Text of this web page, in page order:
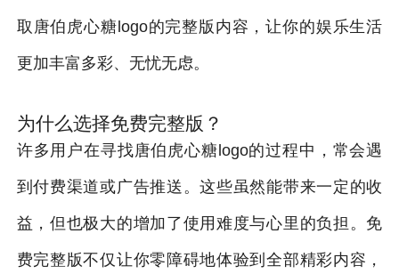
取唐伯虎心糖logo的完整版内容，让你的娱乐生活
更加丰富多彩、无忧无虑。
为什么选择免费完整版？
许多用户在寻找唐伯虎心糖logo的过程中，常会遇
到付费渠道或广告推送。这些虽然能带来一定的收
益，但也极大的增加了使用难度与心里的负担。免
费完整版不仅让你零障碍地体验到全部精彩内容，